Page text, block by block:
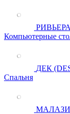
Компьютерные
ДЕК
Спальня